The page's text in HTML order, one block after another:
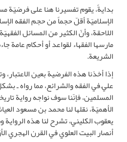
بدايةً، يقوم تفسيرنا هنا على فرضيّة
الإسلاميّة أقلّ حجماً من حجم الفقه
اللاحقة، وأنّ الكثير من المسائل
مارسها الفقهاء لقواعد أو أحكام عامة
الشريعة.
إذا أخذنا هذه الفرضية بعين الاعتبار،
عليّ في الفقه والشرائع، مما رواه ـ
المسلمين، فإنّنا سوف نواجه رواية
يعقوب الكليني، تشرح لنا هذه الرواية
أنصار البيت العلوي في القرن الهجري